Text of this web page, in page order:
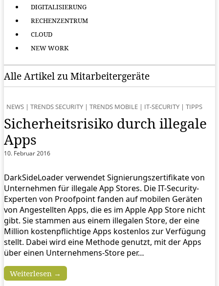
DIGITALISIERUNG
RECHENZENTRUM
CLOUD
NEW WORK
Alle Artikel zu Mitarbeitergeräte
NEWS | TRENDS SECURITY | TRENDS MOBILE | IT-SECURITY | TIPPS
Sicherheitsrisiko durch illegale
Apps
10. Februar 2016
DarkSideLoader verwendet Signierungszertifikate von
Unternehmen für illegale App Stores. Die IT-Security-
Experten von Proofpoint fanden auf mobilen Geräten
von Angestellten Apps, die es im Apple App Store nicht
gibt. Sie stammen aus einem illegalen Store, der eine
Million kostenpflichtige Apps kostenlos zur Verfügung
stellt. Dabei wird eine Methode genutzt, mit der Apps
über einen Unternehmens-Store per…
Weiterlesen →